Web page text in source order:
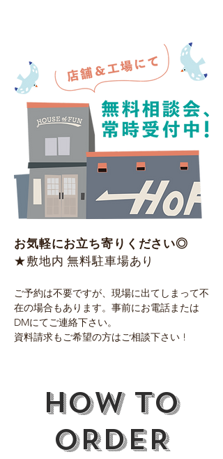
お気軽にお立ち寄りください◎
​★敷地内 無料駐車場あり
ご予約は不要ですが、現場に出てしまって不
在の場合もあります。事前にお電話または
DMにてご連絡下さい。
資料請求もご希望の方はご相談下さい !
HOW TO
ORDER